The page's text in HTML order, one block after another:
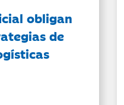
obligan
de